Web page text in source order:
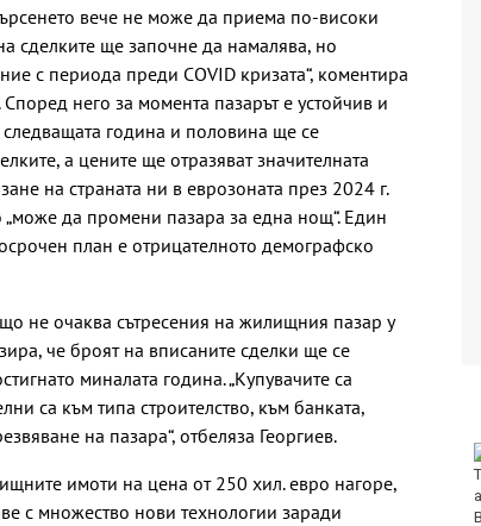
вече не може да приема по-високи
сделките ще започне да намалява, но
с периода преди COVID кризата“, коментира
Според него за момента пазарът е устойчив и
година и половина ще се
а цените ще отразяват значителната
на страната ни в еврозоната през 2024 г.
„може да промени пазара за една нощ“. Един
план е отрицателното демографско
не очаква сътресения на жилищния пазар у
че броят на вписаните сделки ще се
миналата година. „Купувачите са
са към типа строителство, към банката,
на пазара“, отбеляза Георгиев.
имоти на цена от 250 хил. евро нагоре,
с множество нови технологии заради